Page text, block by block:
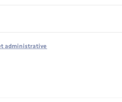
administrative